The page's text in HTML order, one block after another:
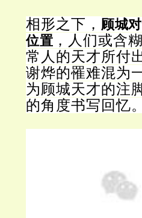
相形之下， 顾城
位置 ，人们或含
常人的天才所付
谢烨的罹难混为
为顾城天才的注
的角度书写回忆。